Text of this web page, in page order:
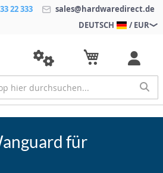
22 333
sales@hardwaredirect.de
DEUTSCH
/ EUR
für